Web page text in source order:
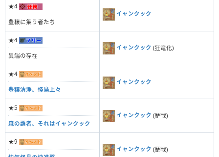
★4
豊穣に集う者たち
イャンクック
★4
異端の存在
イャンクック (狂竜化)
★4
豊穣清浄、怪鳥上々
イャンクック
★5
森の覇者、それはイャンクック
イャンクック (歴戦)
★9
イャンクック (歴戦)